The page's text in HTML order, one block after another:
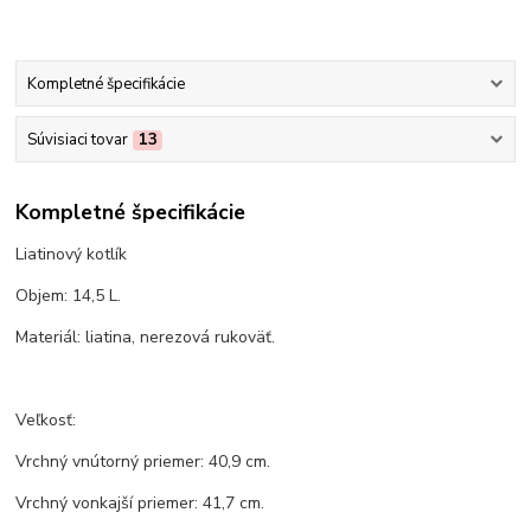
Kompletné špecifikácie
Súvisiaci tovar 13
Kompletné špecifikácie
Liatinový kotlík
Objem: 14,5 L.
Materiál: liatina, nerezová rukoväť.
Veľkosť:
Vrchný vnútorný priemer: 40,9 cm.
Vrchný vonkajší priemer: 41,7 cm.